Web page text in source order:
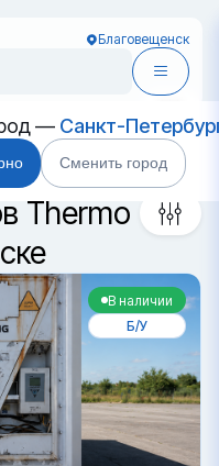
Благовещенск
— Санкт-
Сменить город
Thermo
В наличии
Б/У